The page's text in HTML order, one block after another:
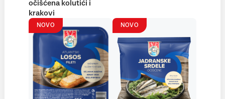
očišćena kolutići i
krakovi
NOVO NOVO